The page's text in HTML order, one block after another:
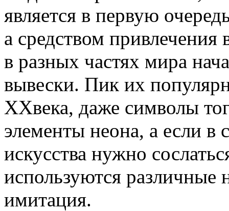
является в первую
а средством
в разных частях мира
вывески. Пик их
XXвека, даже символы
элементы неона, а если в
искусства нужно
используются
имитация.